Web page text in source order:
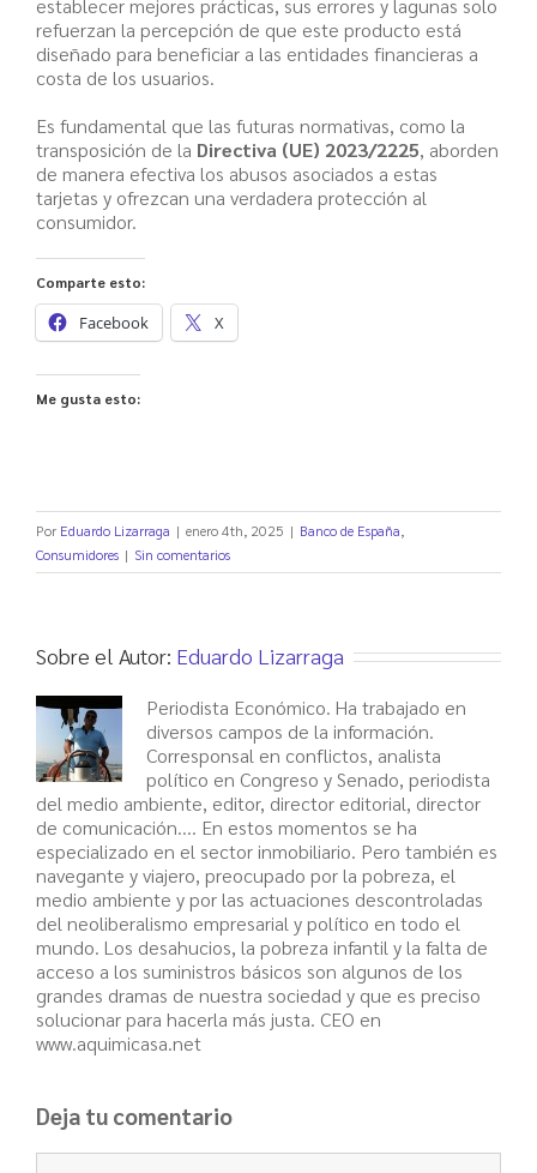
establecer mejores prácticas, sus errores y lagunas solo
refuerzan la percepción de que este producto está
diseñado para beneficiar a las entidades financieras a
costa de los usuarios.
Es fundamental que las futuras normativas, como la
transposición de la Directiva (UE) 2023/2225, aborden
de manera efectiva los abusos asociados a estas
tarjetas y ofrezcan una verdadera protección al
consumidor.
Comparte esto:
Facebook X
Me gusta esto:
Por Eduardo Lizarraga | enero 4th, 2025 | Banco de España,
Consumidores | Sin comentarios
Sobre el Autor: Eduardo Lizarraga
Periodista Económico. Ha trabajado en
diversos campos de la información.
Corresponsal en conflictos, analista
político en Congreso y Senado, periodista
del medio ambiente, editor, director editorial, director
de comunicación.... En estos momentos se ha
especializado en el sector inmobiliario. Pero también es
navegante y viajero, preocupado por la pobreza, el
medio ambiente y por las actuaciones descontroladas
del neoliberalismo empresarial y político en todo el
mundo. Los desahucios, la pobreza infantil y la falta de
acceso a los suministros básicos son algunos de los
grandes dramas de nuestra sociedad y que es preciso
solucionar para hacerla más justa. CEO en
www.aquimicasa.net
Deja tu comentario